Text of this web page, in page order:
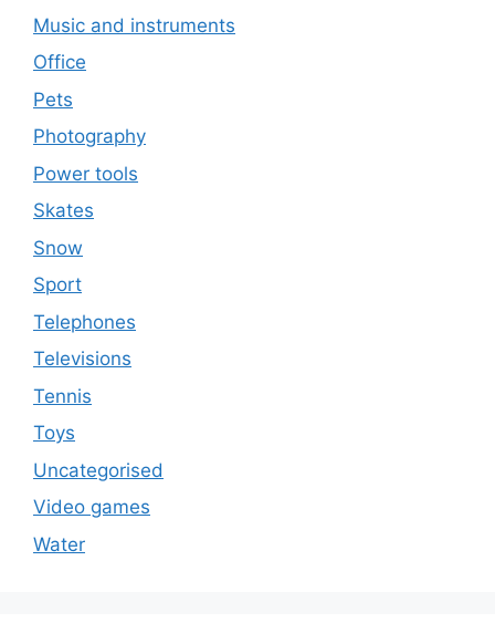
Music and instruments
Office
Pets
Photography
Power tools
Skates
Snow
Sport
Telephones
Televisions
Tennis
Toys
Uncategorised
Video games
Water